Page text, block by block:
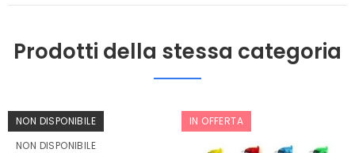
Prodotti della stessa categoria
NON DISPONIBILE
NON DISPONIBILE
IN OFFERTA